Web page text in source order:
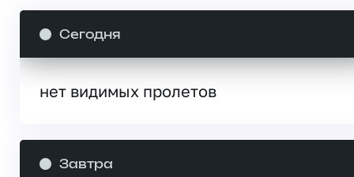
Сегодня
нет видимых пролетов
Завтра